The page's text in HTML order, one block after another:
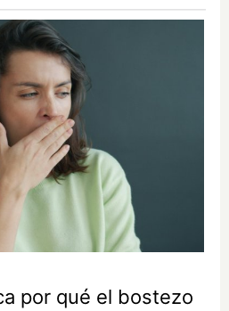
por qué el bostezo